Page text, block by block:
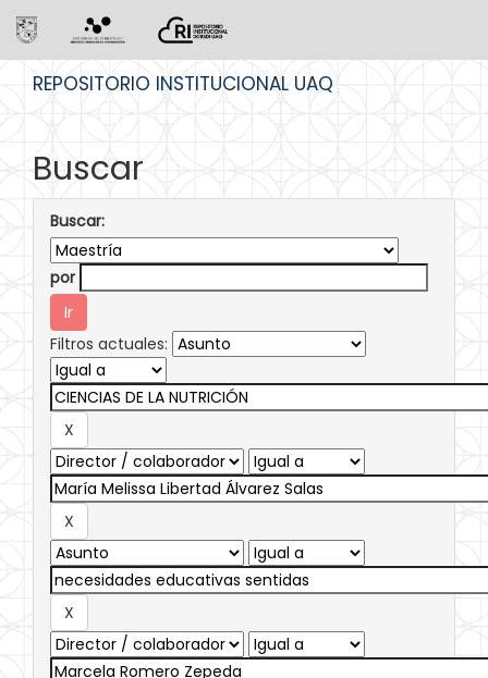
REPOSITORIO INSTITUCIONAL UAQ
Buscar
Buscar:
por
Filtros actuales: